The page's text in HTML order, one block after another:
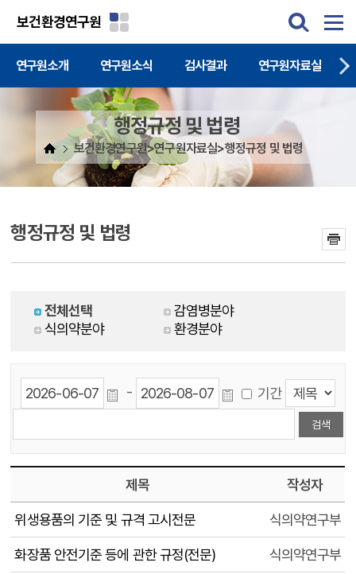
보건환경연구원
연구원소개 연구원소식 검사결과 연구원자료실
행정규정 및 법령
보건환경연구원>연구원자료실>행정규정 및 법령
행정규정 및 법령
전체선택
감염병분야
식의약분야
환경분야
- 기간
제목 작성자
위생용품의 기준 및 규격 고시전문 식의약연구부
화장품 안전기준 등에 관한 규정(전문) 식의약연구부